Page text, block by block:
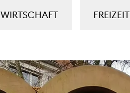
WIRTSCHAFT FREIZEIT